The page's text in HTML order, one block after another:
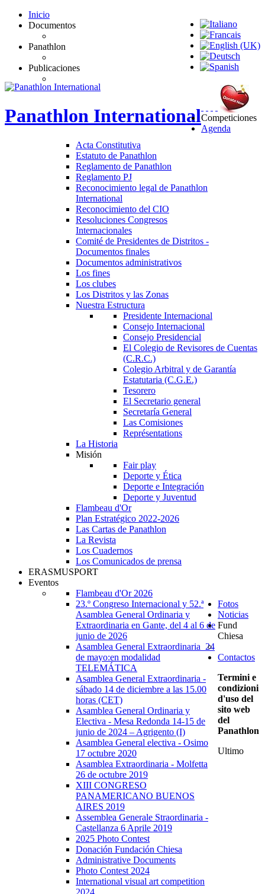
Panathlon International
Inicio
Documentos
Acta Constitutiva
Estatuto de Panathlon
Reglamento de Panathlon
Reglamento PJ
Reconocimiento legal de Panathlon
International
Reconocimiento del CIO
Resoluciones Congresos
Internacionales
Comité de Presidentes de Distritos -
Documentos finales
Documentos administrativos
Panathlon
Los fines
Los clubes
Los Distritos y las Zonas
Nuestra Estructura
Presidente Internacional
Consejo Internacional
Consejo Presidencial
El Colegio de Revisores de Cuentas
(C.R.C.)
Colegio Arbitral y de Garantía
Estatutaria (C.G.E.)
Tesorero
El Secretario general
Secretaría General
Las Comisiones
Représentations
La Historia
Misión
Fair play
Deporte y Ética
Deporte e Integración
Deporte y Juventud
Flambeau d'Or
Plan Estratégico 2022-2026
Publicaciones
Las Cartas de Panathlon
La Revista
Los Cuadernos
Los Comunicados de prensa
Competiciones
Agenda
ERASMUSPORT
Eventos
Flambeau d'Or 2026
23.º Congreso Internacional y 52.ª
Asamblea General Ordinaria y
Extraordinaria en Gante, del 4 al 6 de
junio de 2026
Asamblea General Extraordinaria_24
de mayo:en modalidad
TELEMÁTICA
Asamblea General Extraordinaria -
sábado 14 de diciembre a las 15.00
horas (CET)
Asamblea General Ordinaria y
Electiva - Mesa Redonda 14-15 de
junio de 2024 – Agrigento (I)
Asamblea General electiva - Osimo
17 octubre 2020
Asamblea Extraordinaria - Molfetta
26 de octubre 2019
XIII CONGRESO
PANAMERICANO BUENOS
AIRES 2019
Assemblea Generale Straordinaria -
Castellanza 6 Aprile 2019
Fotos
Noticias
Fund
Chiesa
2025 Photo Contest
Donación Fundación Chiesa
Administrative Documents
Photo Contest 2024
International visual art competition
2024
Contactos
Termini e
condizioni
d'uso del
sito web
del
Panathlon
Ultimo